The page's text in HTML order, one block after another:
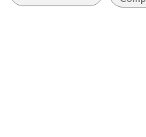
Springer